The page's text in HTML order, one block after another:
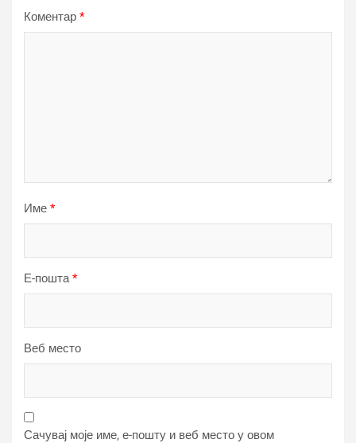
Коментар *
Име *
Е-пошта *
Веб место
Сачувај моје име, е-пошту и веб место у овом